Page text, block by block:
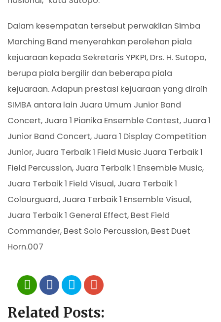
Dalam kesempatan tersebut perwakilan Simba
Marching Band menyerahkan perolehan piala
kejuaraan kepada Sekretaris YPKPI, Drs. H. Sutopo,
berupa piala bergilir dan beberapa piala
kejuaraan. Adapun prestasi kejuaraan yang diraih
SIMBA antara lain Juara Umum Junior Band
Concert, Juara 1 Pianika Ensemble Contest, Juara 1
Junior Band Concert, Juara 1 Display Competition
Junior, Juara Terbaik 1 Field Music Juara Terbaik 1
Field Percussion, Juara Terbaik 1 Ensemble Music,
Juara Terbaik 1 Field Visual, Juara Terbaik 1
Colourguard, Juara Terbaik 1 Ensemble Visual,
Juara Terbaik 1 General Effect, Best Field
Commander, Best Solo Percussion, Best Duet
Horn.007
Related Posts: